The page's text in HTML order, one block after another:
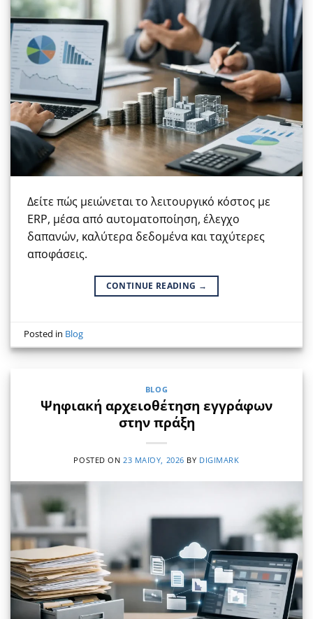
Δείτε πώς μειώνεται το λειτουργικό κόστος με
ERP, μέσα από αυτοματοποίηση, έλεγχο
δαπανών, καλύτερα δεδομένα και ταχύτερες
αποφάσεις.
CONTINUE READING →
Posted in Blog
BLOG
Ψηφιακή αρχειοθέτηση εγγράφων
στην πράξη
POSTED ON 23 ΜΑΪ́ΟΥ, 2026 BY DIGIMARK